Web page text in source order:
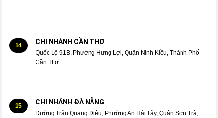
14 CHI NHÁNH CẦN THƠ
Quốc Lộ 91B, Phường Hưng Lợi, Quận Ninh Kiều, Thành Phố
Cần Thơ
15 CHI NHÁNH ĐÀ NẴNG
Đường Trần Quang Diệu, Phường An Hải Tây, Quận Sơn Trà,